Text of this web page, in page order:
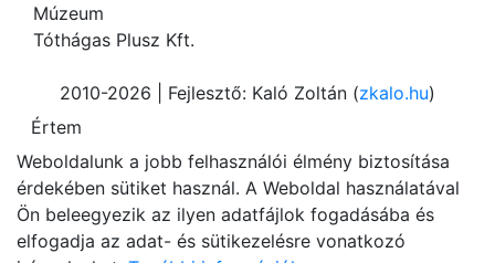
Múzeum
Tóthágas Plusz Kft.
2010-2026 | Fejlesztő: Kaló Zoltán (zkalo.hu)
Weboldalunk a jobb felhasználói élmény biztosítása
érdekében sütiket használ. A Weboldal használatával
Ön beleegyezik az ilyen adatfájlok fogadásába és
elfogadja az adat- és sütikezelésre vonatkozó